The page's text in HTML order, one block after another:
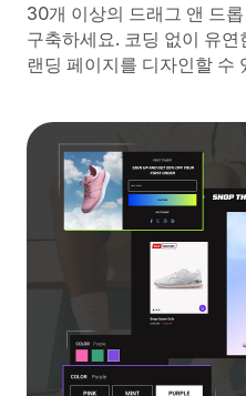
30개 이상의 드래그 앤 드
구축하세요. 코딩 없이 유
랜딩 페이지를 디자인할 수